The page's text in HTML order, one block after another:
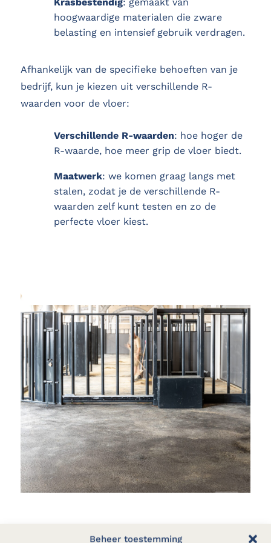
Beheer toestemming
hoogwaardige materialen die zware
belasting en intensief gebruik verdragen.
Afhankelijk van de specifieke behoeften van je
bedrijf, kun je kiezen uit verschillende R-
waarden voor de vloer:
Verschillende R-waarden: hoe hoger de
R-waarde, hoe meer grip de vloer biedt.
Maatwerk: we komen graag langs met
stalen, zodat je de verschillende R-
waarden zelf kunt testen en zo de
perfecte vloer kiest.